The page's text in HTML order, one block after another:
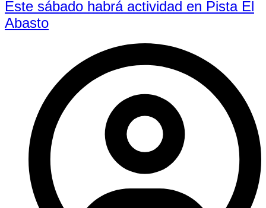
Este sábado habrá actividad en Pista El
Abasto